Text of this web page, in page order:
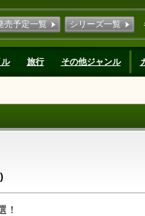
売予定一覧 シリーズ一覧
旅行 その他ジャンル
！